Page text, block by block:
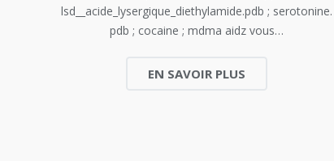
lsd__acide_lysergique_diethylamide.pdb ; serotonine.
pdb ; cocaine ; mdma aidz vous…
EN SAVOIR PLUS